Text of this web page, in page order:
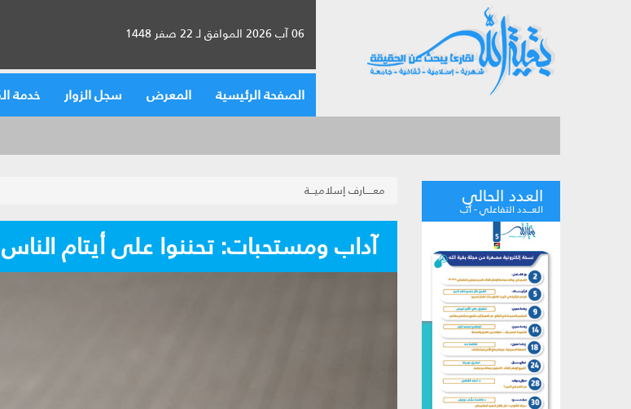
06 آب 2026 الموافق لـ 22 صفر 1448
الصفحة الرئيسية المعرض سجل الزوار خدمة الـRSS
العدد الحالي
العـــدد التفاعلي - آب
معـــــارف إسلاميـــة
آداب ومستحبات: تحننوا على أيتام الناس